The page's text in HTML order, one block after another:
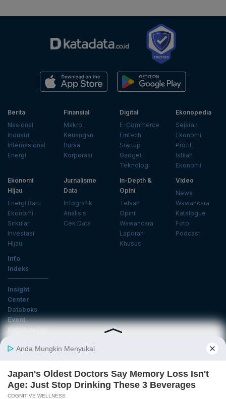
Berita
Nasional
Industri
Internasional
Energi
Finansial
Makro
Keuangan
Bursa
Korporasi
Digital
E-Commerce
Fintech
Startup
Gadget
Teknologi
Ekonopedia
Sejarah
Ekonomi
Profil
Istilah
Ekonomi
Ekonomi
Hijau
Energi Baru
Ekonomi
Sirkular
Investasi
Hijau
Jurnalisme
Data
Infografik
Analisis
Cek Data
In-Depth &
Opini
Telaah
Opini
Wawancara
Laporan
Khusus
Video
News
Wawancara
Katalogue
Foto
Podcast
Info
Indeks
Insight
Center
Databoks
Event
KatadataOto
Email
Daftar